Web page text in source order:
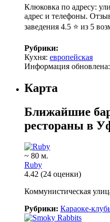
Клюковка по адресу:
адрес и телефоны.
заведения 4.5 ⭐ из 5
Рубрики:
Кухня: европейская
Информация
Карта
Ближайшие
рестораны в
~ 80 м.
Ruby
4.42 (24 оценки)
Коммунистическая
Рубрики: Караоке-